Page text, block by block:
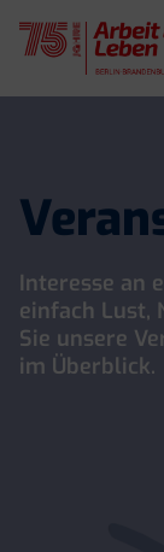
Interesse an
einfach Lust,
Sie unsere
im Überblick.